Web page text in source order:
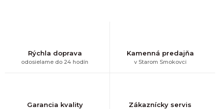
Rýchla doprava
odosielame do 24 hodín
Kamenná predajňa
v Starom Smokovci
Garancia kvality Zákaznícky servis